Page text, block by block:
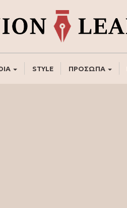
STYLE ΠΡΟΣΩΠΑ